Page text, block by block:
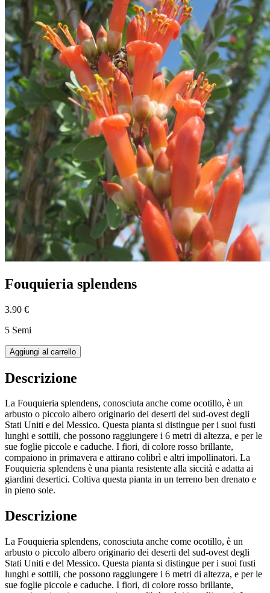
Fouquieria splendens
3.90 €
5 Semi
Aggiungi al carrello
Descrizione
La Fouquieria splendens, conosciuta anche come ocotillo, è un
arbusto o piccolo albero originario dei deserti del sud-ovest degli
Stati Uniti e del Messico. Questa pianta si distingue per i suoi fusti
lunghi e sottili, che possono raggiungere i 6 metri di altezza, e per le
sue foglie piccole e caduche. I fiori, di colore rosso brillante,
compaiono in primavera e attirano colibrì e altri impollinatori. La
Fouquieria splendens è una pianta resistente alla siccità e adatta ai
giardini desertici. Coltiva questa pianta in un terreno ben drenato e
in pieno sole.
Descrizione
La Fouquieria splendens, conosciuta anche come ocotillo, è un
arbusto o piccolo albero originario dei deserti del sud-ovest degli
Stati Uniti e del Messico. Questa pianta si distingue per i suoi fusti
lunghi e sottili, che possono raggiungere i 6 metri di altezza, e per le
sue foglie piccole e caduche. I fiori, di colore rosso brillante,